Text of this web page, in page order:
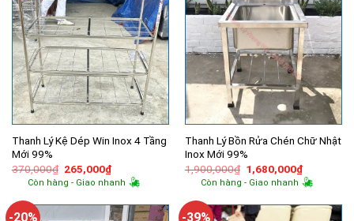
Thanh Lý Kệ Dép Win Inox 4 Tầng
Mới 99%
370,000₫ Giá
gốc
là:
265,000₫Giá
hiện
tại
265,000₫.
Còn hàng - Giao nhanh
Thanh Lý Bồn Rửa Chén Chữ Nhật
Inox Mới 99%
1,900,000₫ Giá
gốc
là:
1,680,000₫Giá
hiện
tại
Còn hàng - Giao nhanh
-20% -39%